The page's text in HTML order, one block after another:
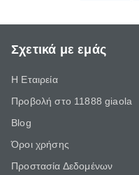
Σχετικά με εμάς
Η Εταιρεία
Προβολή στο 11888 giaola
Blog
Όροι χρήσης
Προστασία Δεδομένων